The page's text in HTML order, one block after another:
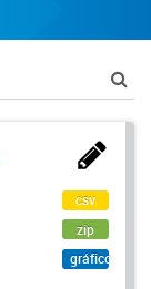
csv
zip
gráfico